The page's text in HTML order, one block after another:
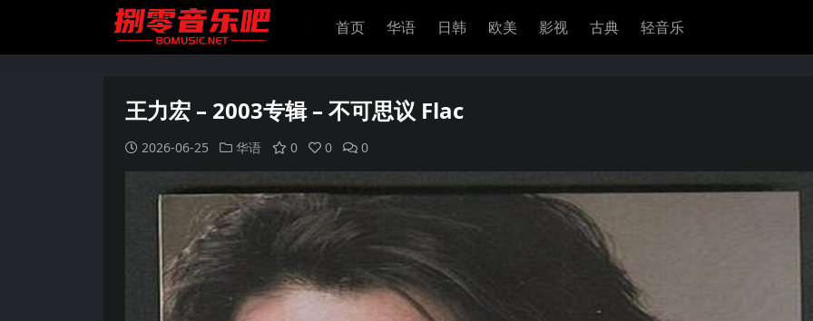
首页 华语 日韩 欧美 影视 古典 轻音乐
王力宏 – 2003专辑 – 不可思议 Flac
2026-06-25 华语 0 0 0